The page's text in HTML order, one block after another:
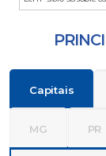
Capitais
MG PR